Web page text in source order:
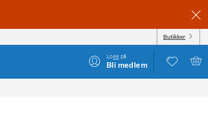
Butikker
Logg på
Bli medlem